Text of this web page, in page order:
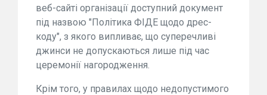
веб-сайті організації доступний документ
під назвою "Політика ФІДЕ щодо дрес-
коду", з якого випливає, що суперечливі
джинси не допускаються лише під час
церемонії нагородження.
Крім того, у правилах щодо недопустимого